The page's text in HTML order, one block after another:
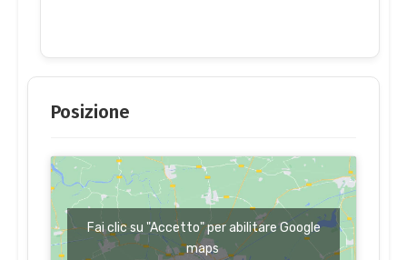
Posizione
Fai clic su "Accetto" per abilitare Google
maps